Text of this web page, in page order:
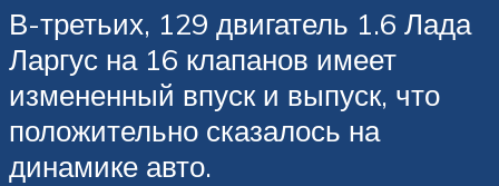
В-третьих, 129 двигатель 1.6 Лада
Ларгус на 16 клапанов имеет
измененный впуск и выпуск, что
положительно сказалось на
динамике авто.